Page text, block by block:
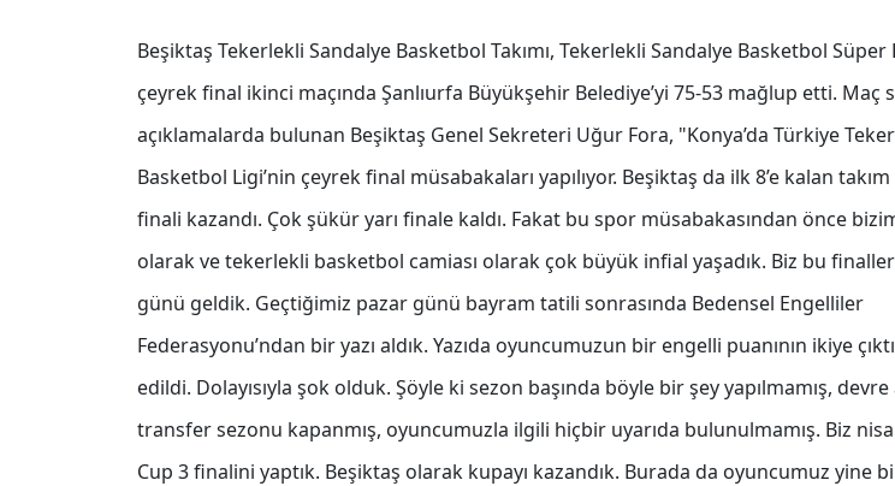
Beşiktaş Tekerlekli Sandalye Basketbol Takımı, Tekerlekli Sandalye Basketbol
çeyrek final ikinci maçında Şanlıurfa Büyükşehir Belediye’yi 75-53 mağlup etti. Maç
açıklamalarda bulunan Beşiktaş Genel Sekreteri Uğur Fora, "Konya’da Türkiye
Basketbol Ligi’nin çeyrek final müsabakaları yapılıyor. Beşiktaş da ilk 8’e kalan
finali kazandı. Çok şükür yarı finale kaldı. Fakat bu spor müsabakasından önce
olarak ve tekerlekli basketbol camiası olarak çok büyük infial yaşadık. Biz bu
günü geldik. Geçtiğimiz pazar günü bayram tatili sonrasında Bedensel Engelliler
Federasyonu’ndan bir yazı aldık. Yazıda oyuncumuzun bir engelli puanının ikiye
edildi. Dolayısıyla şok olduk. Şöyle ki sezon başında böyle bir şey yapılmamış, devre
transfer sezonu kapanmış, oyuncumuzla ilgili hiçbir uyarıda bulunulmamış. Biz
Cup 3 finalini yaptık. Beşiktaş olarak kupayı kazandık. Burada da oyuncumuz yine